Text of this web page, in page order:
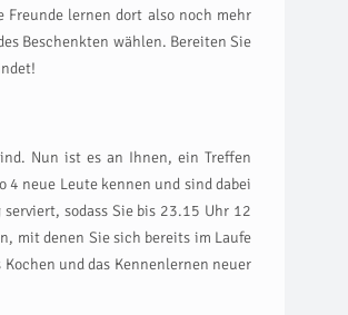
Freunde lernen dort also noch mehr
Beschenkten wählen. Bereiten Sie
Nun ist es an Ihnen, ein Treffen
4 neue Leute kennen und sind dabei
sodass Sie bis 23.15 Uhr 12
mit denen Sie sich bereits im Laufe
und das Kennenlernen neuer